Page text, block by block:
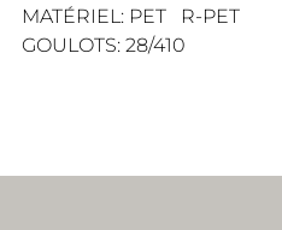
MATÉRIEL: PET R-PET
GOULOTS: 28/410